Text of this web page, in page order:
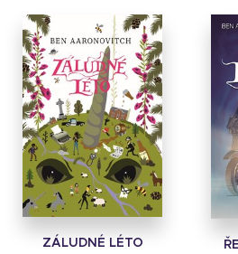
ZÁLUDNÉ LÉTO